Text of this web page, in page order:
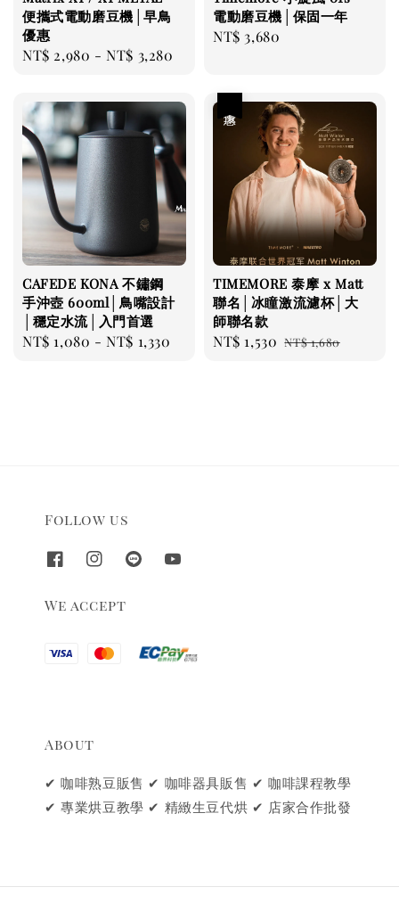
便攜式電動磨豆機│早鳥
優惠
Regular
NT$ 2,980 -NT$ 3,280
電動磨豆機│保固一年
Regular
NT$ 3,680
CAFEDE KONA 不鏽鋼
手沖壺 600ml│鳥嘴設計
│穩定水流│入門首選
Regular
NT$ 1,080 -NT$ 1,330
TIMEMORE 泰摩 x Matt
聯名│冰瞳激流濾杯│大
師聯名款
Sale
NT$ 1,530 Regular
NT$ 1,680
Follow us
We accept
About
✔ 咖啡熟豆販售 ✔ 咖啡器具販售 ✔ 咖啡課程教學
✔ 專業烘豆教學 ✔ 精緻生豆代烘 ✔ 店家合作批發